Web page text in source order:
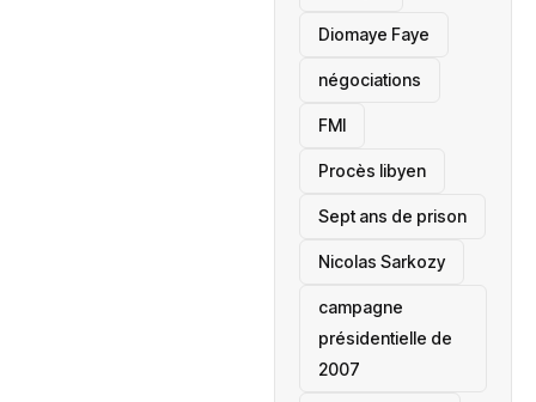
Diomaye Faye
négociations
FMI
Procès libyen
Sept ans de prison
Nicolas Sarkozy
campagne
présidentielle de
2007